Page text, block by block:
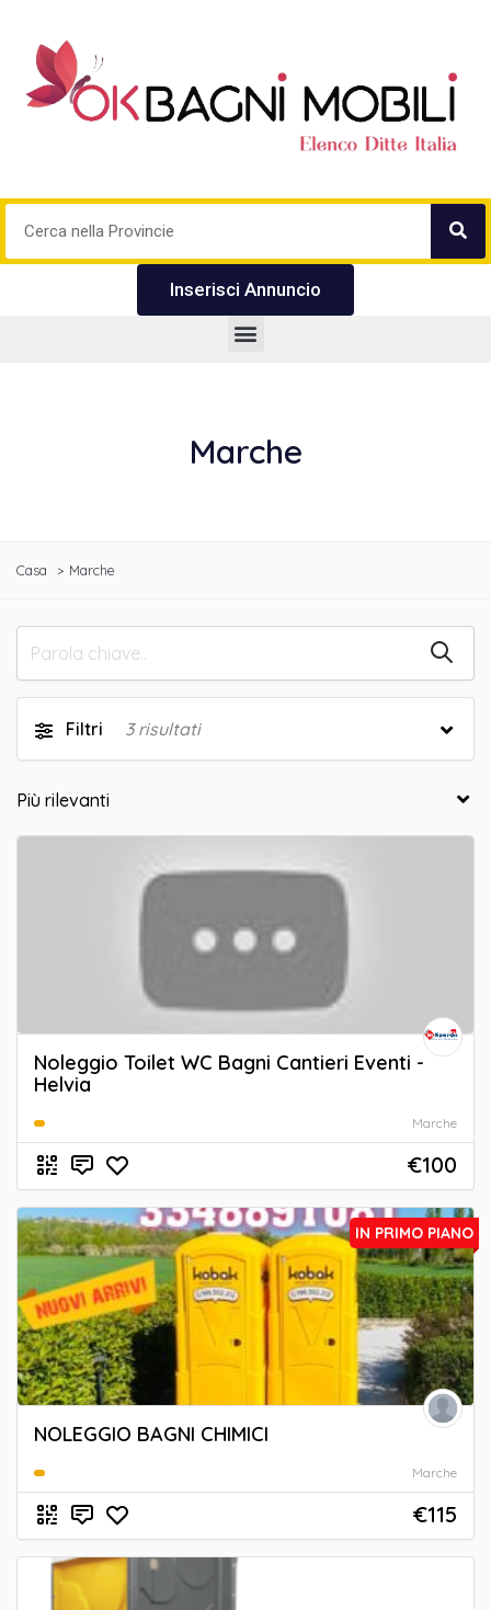
Inserisci Annuncio
Marche
Casa Marche
Filtri 3risultati
Noleggio Toilet WC Bagni Cantieri Eventi -
Helvia
Marche
€100
IN PRIMO PIANO
NOLEGGIO BAGNI CHIMICI
Marche
€115